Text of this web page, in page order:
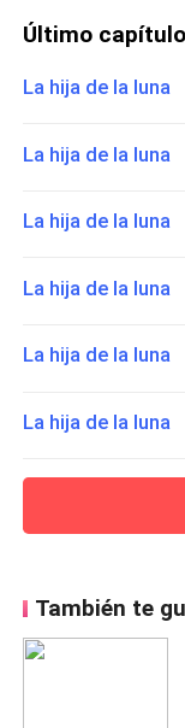
Último capítulo
La hija de la
La hija de la luna
La hija de la luna
La hija de la
La hija de la luna
La hija de la
También te